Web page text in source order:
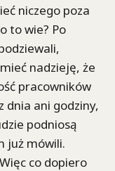
niczego poza
to wie? Po
nadzieję, że
pracowników
dnia ani godziny,
podniosą
już mówili.
co dopiero